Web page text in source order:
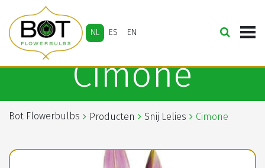
NL ES EN
Cimone
Bot Flowerbulbs Producten Snij Lelies Cimone